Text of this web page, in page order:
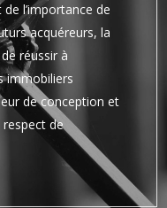
de l’importance de
acquéreurs, la
réussir à
immobiliers
de conception et
respect de